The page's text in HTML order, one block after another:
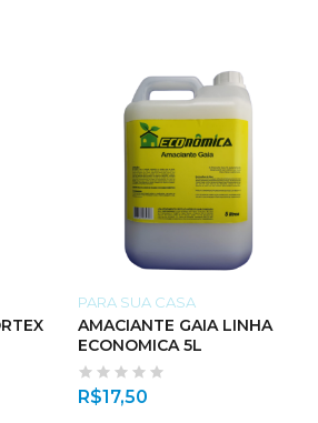
PARA SUA CASA
AMACIANTE GAIA LINHA
ECONOMICA 5L
R$17,50